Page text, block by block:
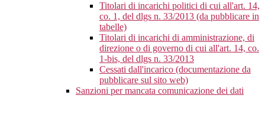
Titolari di incarichi politici di cui all'art. 14,
co. 1, del dlgs n. 33/2013 (da pubblicare in
tabelle)
Titolari di incarichi di amministrazione, di
direzione o di governo di cui all'art. 14, co.
1-bis, del dlgs n. 33/2013
Cessati dall'incarico (documentazione da
pubblicare sul sito web)
Sanzioni per mancata comunicazione dei dati